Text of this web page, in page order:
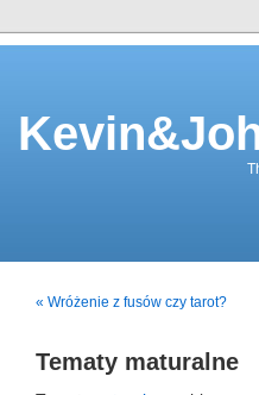
« Wróżenie z fusów czy tarot?
Tematy maturalne